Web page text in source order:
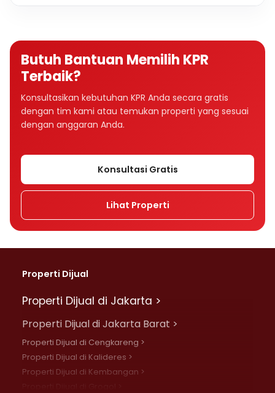
Butuh Bantuan Memilih KPR
Terbaik?
Konsultasikan kebutuhan KPR Anda secara gratis
dengan tim kami atau temukan properti yang sesuai
dengan anggaran Anda.
Konsultasi Gratis
Lihat Properti
Properti Dijual
Properti Dijual di Jakarta >
Properti Dijual di Jakarta Barat >
Properti Dijual di Cengkareng >
Properti Dijual di Kalideres >
Properti Dijual di Kembangan >